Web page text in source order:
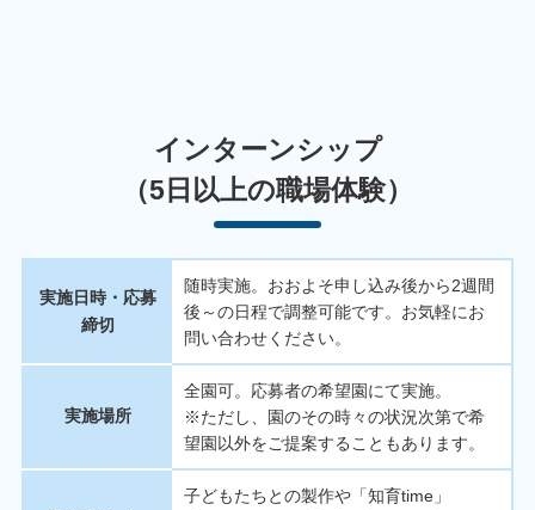
インターンシップ
（5日以上の職場体験）
実施日時・応募
締切
随時実施。おおよそ申し込み後から2週間
後～の日程で調整可能です。お気軽にお
問い合わせください。
実施場所
全園可。応募者の希望園にて実施。
※ただし、園のその時々の状況次第で希
望園以外をご提案することもあります。
子どもたちとの製作や「知育time」